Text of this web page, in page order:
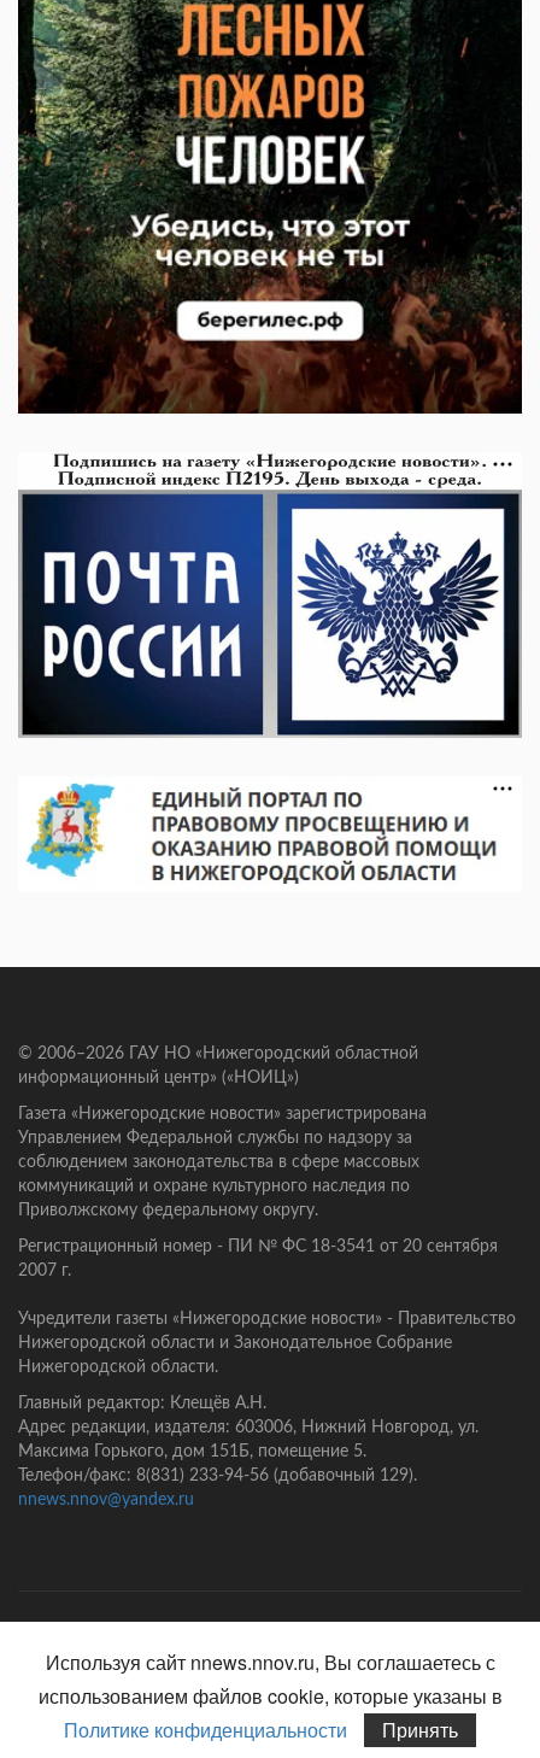
© 2006–2026 ГАУ НО «Нижегородский областной
информационный центр» («НОИЦ»)
Газета «Нижегородские новости» зарегистрирована
Управлением Федеральной службы по надзору за
соблюдением законодательства в сфере массовых
коммуникаций и охране культурного наследия по
Приволжскому федеральному округу.
Регистрационный номер - ПИ № ФС 18-3541 от 20 сентября
2007 г.
Учредители газеты «Нижегородские новости» - Правительство
Нижегородской области и Законодательное Собрание
Нижегородской области.
Главный редактор: Клещёв А.Н.
Адрес редакции, издателя: 603006, Нижний Новгород, ул.
Максима Горького, дом 151Б, помещение 5.
Телефон/факс: 8(831) 233-94-56 (добавочный 129).
nnews.nnov@yandex.ru
Используя сайт nnews.nnov.ru, Вы соглашаетесь с
использованием файлов cookie, которые указаны в
Политике конфиденциальности
Принять